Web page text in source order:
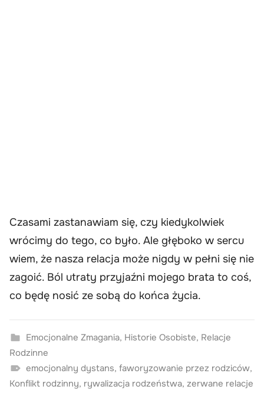
Czasami zastanawiam się, czy kiedykolwiek
wrócimy do tego, co było. Ale głęboko w sercu
wiem, że nasza relacja może nigdy w pełni się nie
zagoić. Ból utraty przyjaźni mojego brata to coś,
co będę nosić ze sobą do końca życia.
Emocjonalne Zmagania, Historie Osobiste, Relacje
Rodzinne
emocjonalny dystans, faworyzowanie przez rodziców,
Konflikt rodzinny, rywalizacja rodzeństwa, zerwane relacje